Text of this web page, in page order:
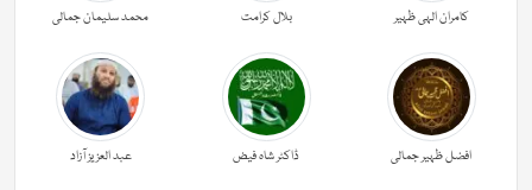
کامران الہی ظہیر بلال کرامت محمد سلیمان جمالی
افضل ظہیر جمالی ڈاکٹر شاہ فیض عبد العزیز آزاد